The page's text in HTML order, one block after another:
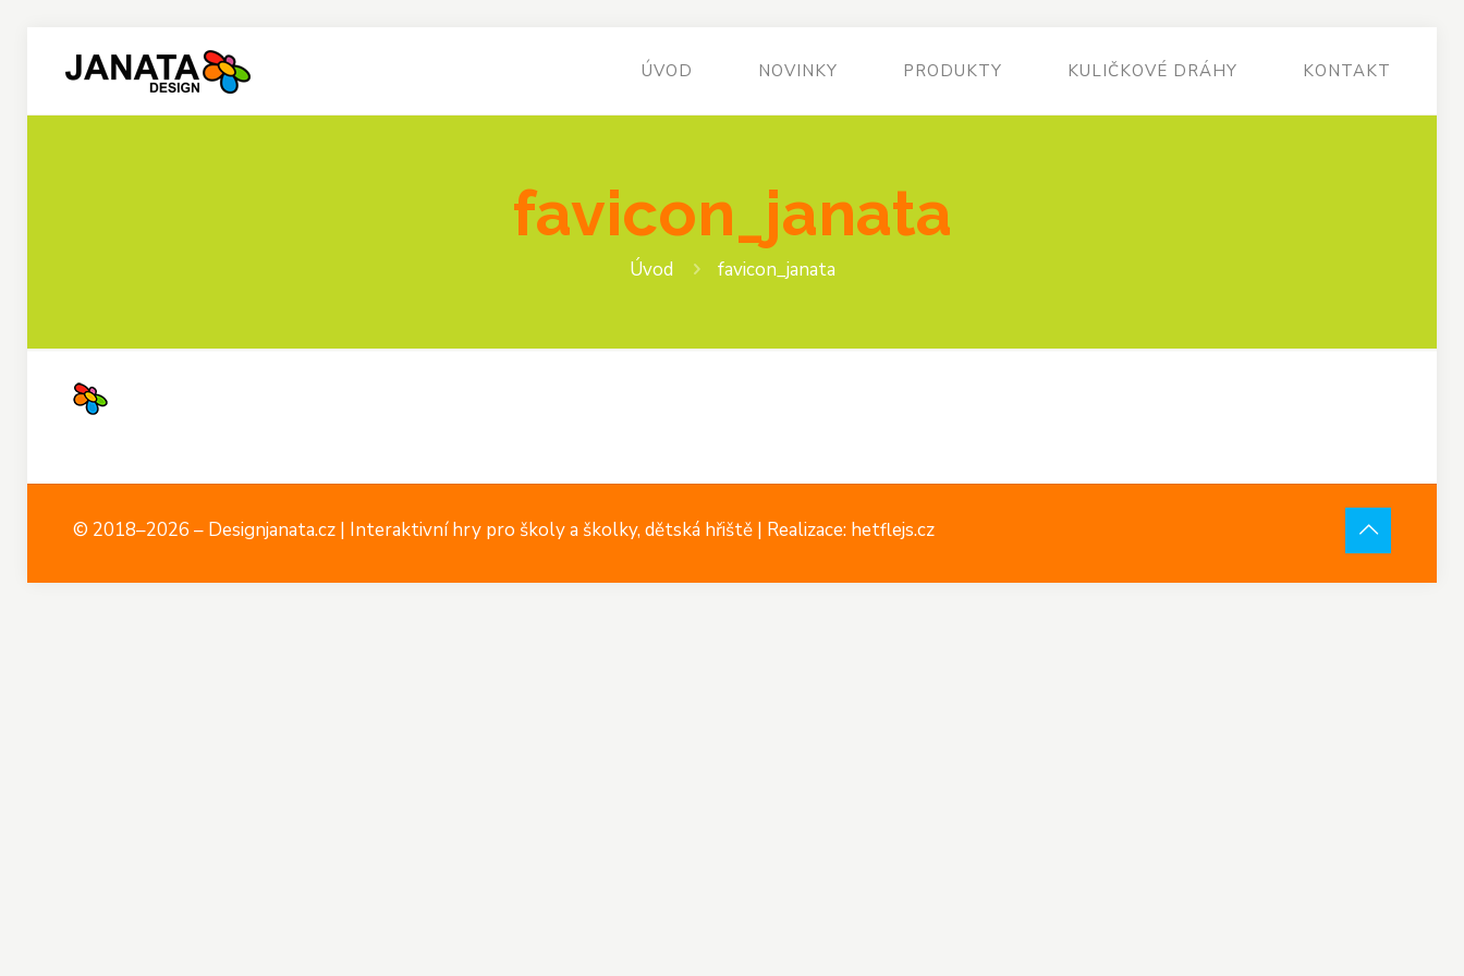
ÚVOD NOVINKY PRODUKTY KULIČKOVÉ DRÁHY KONTAKT
favicon_janata
Úvod favicon_janata
© 2018–2026 – Designjanata.cz | Interaktivní hry pro školy a školky, dětská hřiště | Realizace: hetflejs.cz